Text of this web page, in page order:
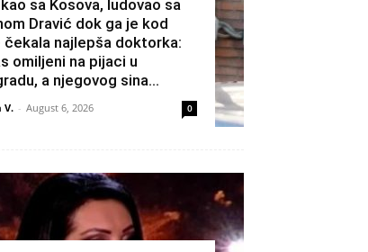
sa Kosova, ludovao sa
Dravić dok ga je kod
čekala najlepša doktorka:
omiljeni na pijaci u
a njegovog sina...
V. - August 6, 2026 0